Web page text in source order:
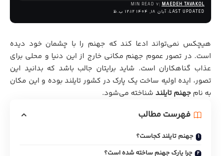
LAST UPDATED: آبان 18, 1404 12:12 ب.ظ
MAEDEH TAVAKOL
7 MIN READ
هیچکس نمی‌تواند ادعا کند که جهنم را با چشمان خود دیده
است. در تصور عموم جهنم مکانی خارج از این دنیا و محلی برای
عذاب گناهکاران است. شاید برایتان جالب باشد که بدانید این
تصور، ایده اولیه ساخت یک پارک در کشور تایلند بوده و این مکان
به نام جهنم تایلند شناخته می‌شود.
فهرست مطالب
جهنم تایلند کجاست؟
چرا پارک جهنم ساخته شده است؟